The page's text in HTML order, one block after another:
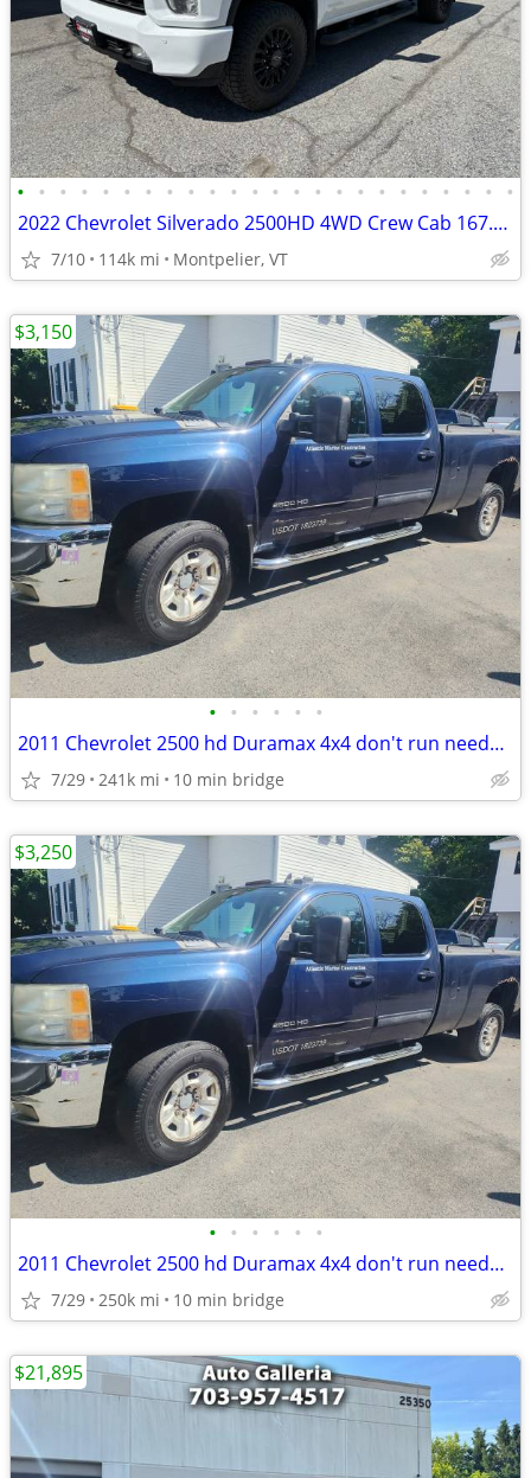
• • • • • • • • • • • • • • • • • • • • • • • •
2022 Chevrolet Silverado 2500HD 4WD Crew Cab 167.7 LT
7/10 114k mi Montpelier, VT
• • • • • •
2011 Chevrolet 2500 hd Duramax 4x4 don't run needs oil pump all origin
7/29 241k mi 10 min bridge
$3,150
• • • • • •
2011 Chevrolet 2500 hd Duramax 4x4 don't run needs oil pump all origin
7/29 250k mi 10 min bridge
$3,250
$21,895